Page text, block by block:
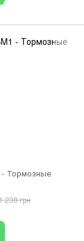
- Тормозные
238 грн